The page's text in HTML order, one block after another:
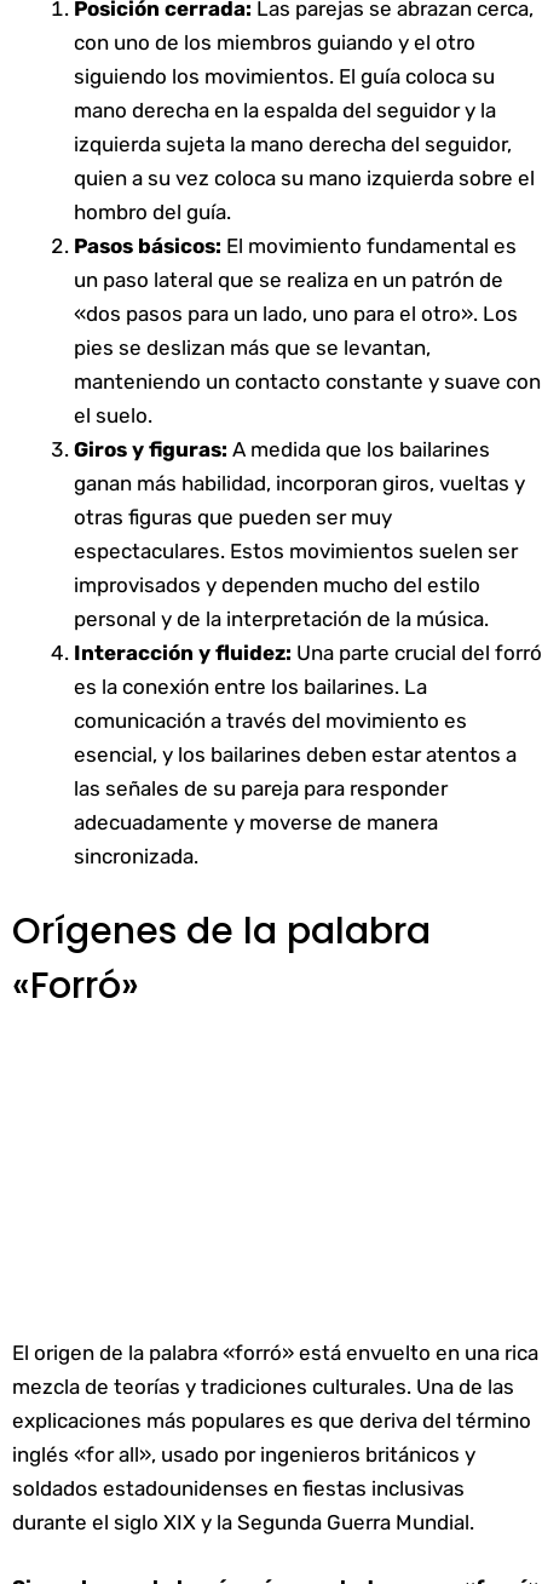
Posición cerrada: Las parejas se abrazan cerca,
con uno de los miembros guiando y el otro
siguiendo los movimientos. El guía coloca su
mano derecha en la espalda del seguidor y la
izquierda sujeta la mano derecha del seguidor,
quien a su vez coloca su mano izquierda sobre el
hombro del guía.
Pasos básicos: El movimiento fundamental es
un paso lateral que se realiza en un patrón de
«dos pasos para un lado, uno para el otro». Los
pies se deslizan más que se levantan,
manteniendo un contacto constante y suave con
el suelo.
Giros y figuras: A medida que los bailarines
ganan más habilidad, incorporan giros, vueltas y
otras figuras que pueden ser muy
espectaculares. Estos movimientos suelen ser
improvisados y dependen mucho del estilo
personal y de la interpretación de la música.
Interacción y fluidez: Una parte crucial del forró
es la conexión entre los bailarines. La
comunicación a través del movimiento es
esencial, y los bailarines deben estar atentos a
las señales de su pareja para responder
adecuadamente y moverse de manera
sincronizada.
Orígenes de la palabra
«Forró»
El origen de la palabra «forró» está envuelto en una rica
mezcla de teorías y tradiciones culturales. Una de las
explicaciones más populares es que deriva del término
inglés «for all», usado por ingenieros británicos y
soldados estadounidenses en fiestas inclusivas
durante el siglo XIX y la Segunda Guerra Mundial.